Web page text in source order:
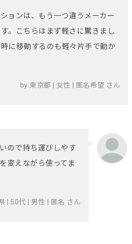
ョンは、もう一つ違うメーカー
。こちらはまず軽さに驚きまし
に移動するのも軽々片手で動か
by 東京都 | 女性 | 匿名希望 さん
ので持ち運びしやす
変えながら使ってま
| 50代 | 男性 | 匿名 さん